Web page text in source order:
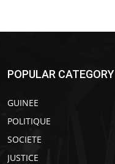
POPULAR CATEGORY
GUINEE
POLITIQUE
SOCIETE
JUSTICE